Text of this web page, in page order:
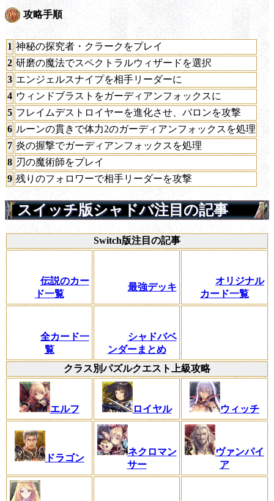
攻略手順
1 神秘の探究者・クラークをプレイ
2 研磨の魔法でスペクトラルウィザードを選択
3 エンジェルスナイプを相手リーダーに
4 ウィンドブラストをガーディアンフォックスに
5 フレイムデストロイヤーを進化させ、バロンを攻撃
6 ルーンの貫きで体力2のガーディアンフォックスを処理
7 炎の握撃でガーディアンフォックスを処理
8 刃の魔術師をプレイ
9 残りのフォロワーで相手リーダーを攻撃
スイッチ版シャドバ注目の記事
Switch版注目の記事
伝説のカー
ド一覧
最強デッキ
オリジナル
カード一覧
全カード一
覧
シャドバベ
ンダーまとめ
クラス別パズルクエスト上級攻略
エルフ ロイヤル ウィッチ
ドラゴン
ネクロマン
サー
ヴァンパイ
ア